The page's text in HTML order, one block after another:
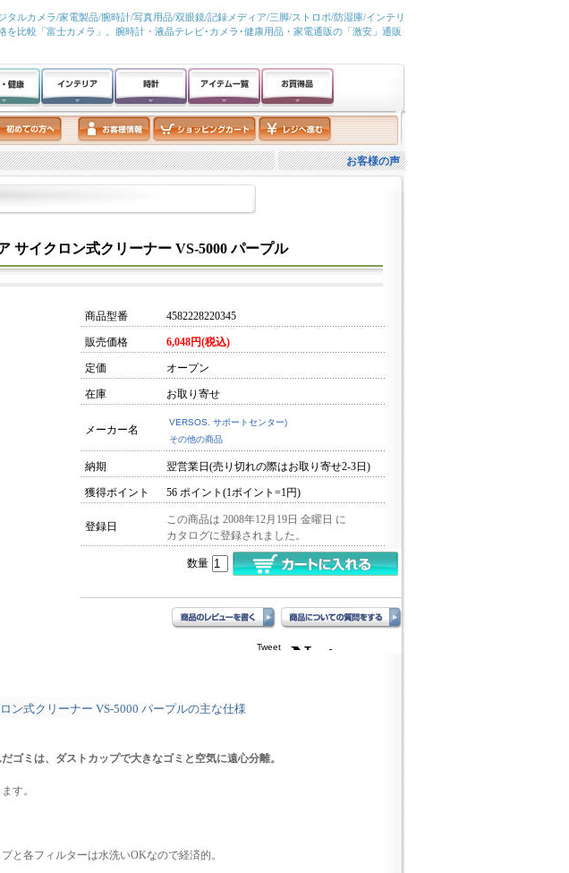
タルカメラ/家電製品/腕時計/写真用品/双眼鏡/記録メディア/三脚/ストロボ/防湿庫/インテリ
を比較「富士カメラ」。腕時計・液晶テレビ･カメラ･健康用品・家電通販の「激安」通販
お客様の声
サイクロン式クリーナー VS-5000 パープル
商品型番 4582228220345
販売価格 6,048円(税込)
定価 オープン
在庫 お取り寄せ
メーカー名
VERSOS. サポートセンター)
その他の商品
納期 翌営業日(売り切れの際はお取り寄せ2-3日)
獲得ポイント 56 ポイント(1ポイント=1円)
登録日
この商品は 2008年12月19日 金曜日 に
カタログに登録されました。
数量
Tweet
ン式クリーナー VS-5000 パープルの主な仕様
ゴミは、ダストカップで大きなゴミと空気に遠心分離。
す。
と各フィルターは水洗いOKなので経済的。